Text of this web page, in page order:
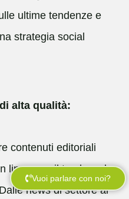
ultime tendenze e
strategia social
alta qualità:
contenuti editoriali
linea con il tuo brand e
news di settore ai
Vuoi parlare con noi?